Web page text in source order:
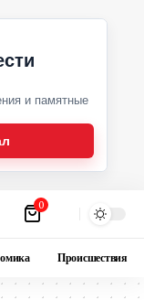
и памятные
0
Происшествия